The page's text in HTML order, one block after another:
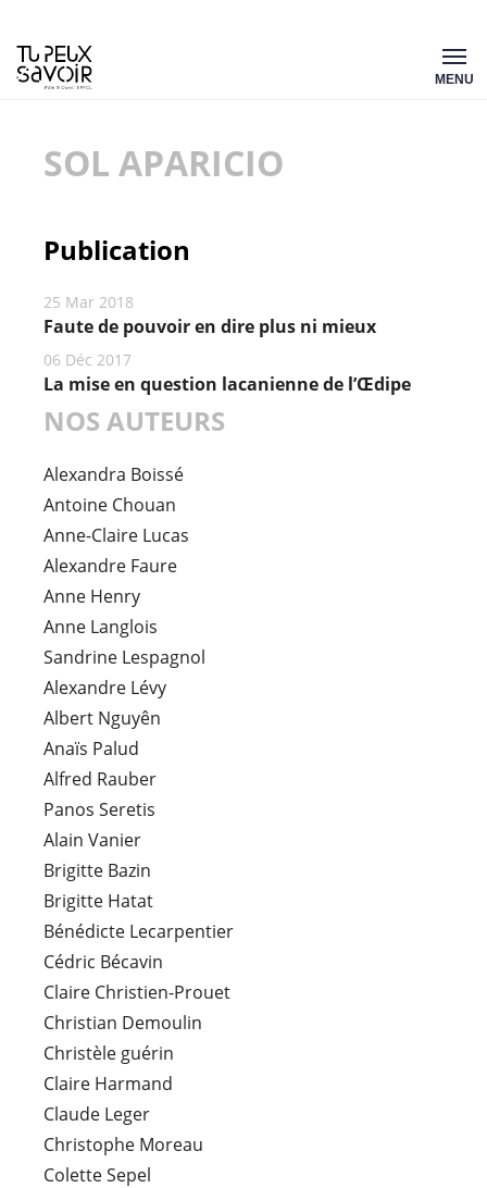
Aller
au
MENU
SOL APARICIO
Publication
25 Mar 2018
Faute de pouvoir en dire plus ni mieux
06 Déc 2017
La mise en question lacanienne de l’Œdipe
NOS AUTEURS
Alexandra Boissé
Antoine Chouan
Anne-Claire Lucas
Alexandre Faure
Anne Henry
Anne Langlois
Sandrine Lespagnol
Alexandre Lévy
Albert Nguyên
Anaïs Palud
Alfred Rauber
Panos Seretis
Alain Vanier
Brigitte Bazin
Brigitte Hatat
Bénédicte Lecarpentier
Cédric Bécavin
Claire Christien-Prouet
Christian Demoulin
Christèle guérin
Claire Harmand
Claude Leger
Christophe Moreau
Colette Sepel